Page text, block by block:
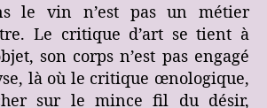
le vin n’est pas un métier
Le critique d’art se tient à
son corps n’est pas engagé
là où le critique œnologique,
sur le mince fil du désir,